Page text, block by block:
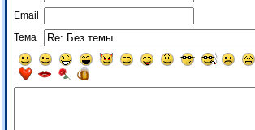
Email
Тема